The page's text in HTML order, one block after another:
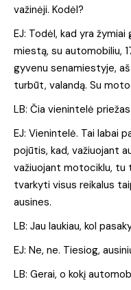
važinėji. Kodėl?
EJ: Todėl, kad yra
miestą, su automobiliu,
gyvenu senamiestyje, aš
turbūt, valandą. Su
LB: Čia vienintelė
EJ: Vienintelė. Tai labai
pojūtis, kad, važiuojant
važiuojant motociklu, tu
tvarkyti visus reikalus
ausines.
LB: Jau laukiau, kol
EJ: Ne, ne. Tiesiog,
LB: Gerai, o kokį